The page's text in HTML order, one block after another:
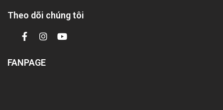
Theo dõi chúng tôi
FANPAGE